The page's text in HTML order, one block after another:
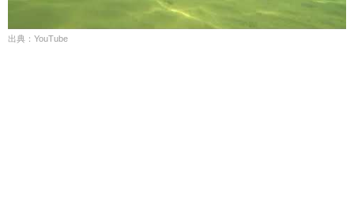
出典：YouTube